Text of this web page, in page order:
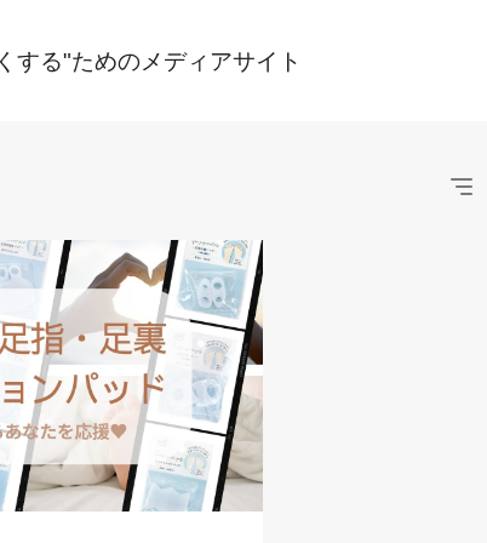
する"ためのメディアサイト